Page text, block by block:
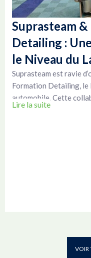
Suprasteam
Detailing :
le Niveau du
Suprasteam est ravie
Formation Detailing,
automobile. Cette
Lire la suite
VOIR